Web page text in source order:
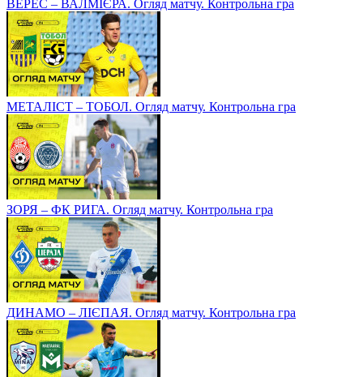
ВЕРЕС – ВАЛМІЄРА. Огляд матчу. Контрольна гра
МЕТАЛІСТ – ТОБОЛ. Огляд матчу. Контрольна гра
ЗОРЯ – ФК РИГА. Огляд матчу. Контрольна гра
ДИНАМО – ЛІЄПАЯ. Огляд матчу. Контрольна гра